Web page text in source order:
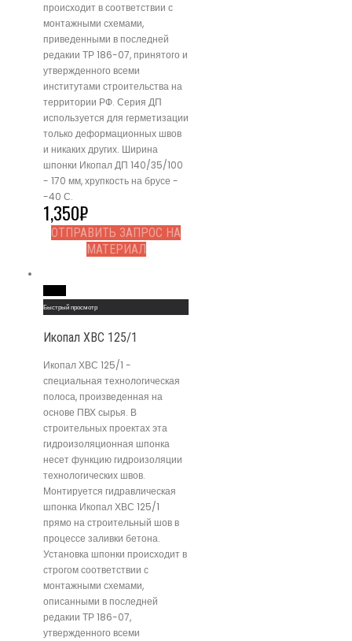
происходит в соответствии с
монтажными схемами,
приведенными в последней
редакии ТР 186-07, принятого и
утвержденного всеми
институтами строительства на
территории РФ. Серия ДП
используется для герметизации
только деформационных швов
и никаких других. Ширина
шпонки Икопал ДП 140/35/100
- 170 мм, хрупкость на брусе -
-40 С.
1,350₽
ОТПРАВИТЬ ЗАПРОС НА
МАТЕРИАЛ
Быстрый просмотр
Икопал ХВС 125/1
Икопал ХВС 125/1 -
специальная технологическая
полоса, произведенная на
основе ПВХ сырья. В
строительных проектах эта
гидроизоляционная шпонка
несет функцию гидроизоляции
технологических швов.
Монтируется гидравлическая
шпонка Икопал ХВС 125/1
прямо на строительный шов в
процессе заливки бетона.
Установка шпонки происходит в
строгом соответствии с
монтажными схемами,
описанными в последней
редакии ТР 186-07,
утвержденного всеми